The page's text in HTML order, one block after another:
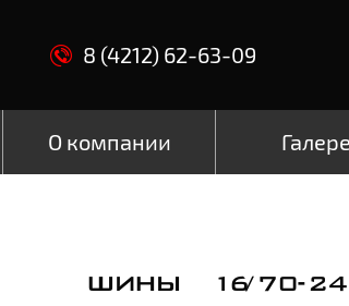
8 (4212) 62-63-09
О компании
ШИНЫ 16/70-24